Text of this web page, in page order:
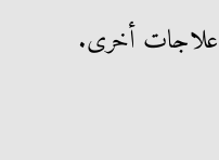
علاجات أخرى.